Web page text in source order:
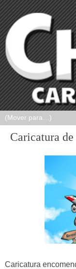
Caricatura
Caricatura